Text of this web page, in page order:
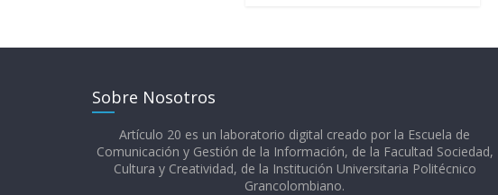
Sobre Nosotros
Artículo 20 es un laboratorio digital creado por la Escuela de
Comunicación y Gestión de la Información, de la Facultad Sociedad,
Cultura y Creatividad, de la Institución Universitaria Politécnico
Grancolombiano.​